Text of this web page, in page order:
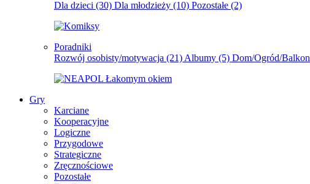
Dla dzieci (30) Dla młodzieży (10) Pozostałe (2)
Poradniki
Rozwój osobisty/motywacja (21) Albumy (5) Dom/Ogród/Balkon
Gry
Karciane
Kooperacyjne
Logiczne
Przygodowe
Strategiczne
Zręcznościowe
Pozostałe